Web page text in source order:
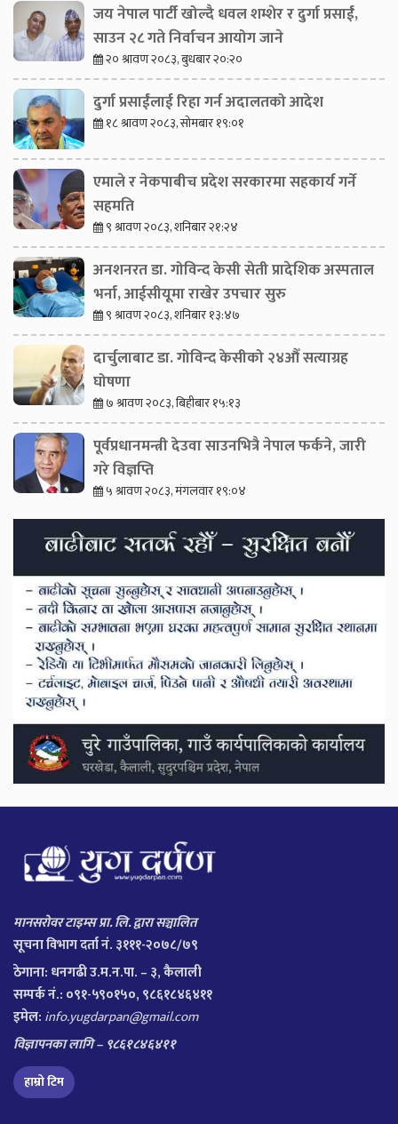
जय नेपाल पार्टी खोल्दै धवल शम्शेर र दुर्गा प्रसाईं,
साउन २८ गते निर्वाचन आयोग जाने
२० श्रावण २०८३, बुधबार २०:२०
दुर्गा प्रसाईंलाई रिहा गर्न अदालतको आदेश
१८ श्रावण २०८३, सोमबार १९:०१
एमाले र नेकपाबीच प्रदेश सरकारमा सहकार्य गर्ने
सहमति
९ श्रावण २०८३, शनिबार २१:२४
अनशनरत डा. गोविन्द केसी सेती प्रादेशिक अस्पताल
भर्ना, आईसीयूमा राखेर उपचार सुरु
९ श्रावण २०८३, शनिबार १३:४७
दार्चुलाबाट डा. गोविन्द केसीको २४औँ सत्याग्रह
घोषणा
७ श्रावण २०८३, बिहीबार १५:१३
पूर्वप्रधानमन्त्री देउवा साउनभित्रै नेपाल फर्कने, जारी
गरे विज्ञप्ति
५ श्रावण २०८३, मंगलवार १९:०४
मानसरोवर टाइम्स प्रा. लि. द्वारा सञ्चालित
सूचना विभाग दर्ता नं. ३१११-२०७८/७९
ठेगाना: धनगढी उ.म.न.पा. – ३, कैलाली
सम्पर्क नं.: ०९१-५९०१५०, ९८६१८४६४११
इमेल: info.yugdarpan@gmail.com
विज्ञापनका लागि – ९८६१८४६४११
हाम्रो टिम